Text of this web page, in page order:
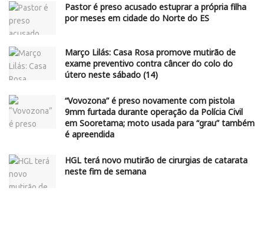
Pastor é preso acusado estuprar a própria filha
por meses em cidade do Norte do ES
Março Lilás: Casa Rosa promove mutirão de
exame preventivo contra câncer do colo do
útero neste sábado (14)
“Vovozona” é preso novamente com pistola
9mm furtada durante operação da Polícia Civil
em Sooretama; moto usada para “grau” também
é apreendida
HGL terá novo mutirão de cirurgias de catarata
neste fim de semana